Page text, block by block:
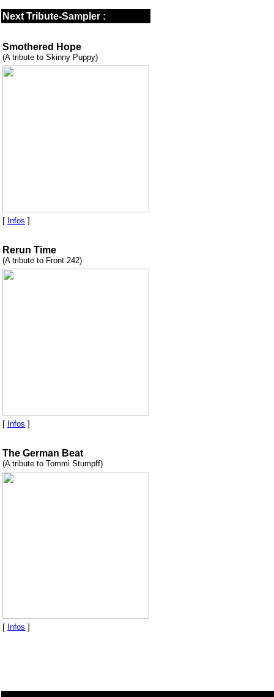
Next Tribute-Sampler :
Smothered Hope
(A tribute to Skinny Puppy)
[ Infos ]
Rerun Time
(A tribute to Front 242)
[ Infos ]
The German Beat
(A tribute to Tommi Stumpff)
[ Infos ]